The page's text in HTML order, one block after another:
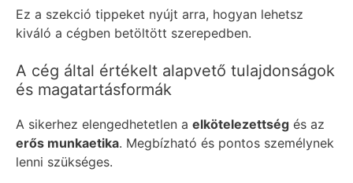
Ez a szekció tippeket nyújt arra, hogyan lehetsz
kiváló a cégben betöltött szerepedben.
A cég által értékelt alapvető tulajdonságok
és magatartásformák
A sikerhez elengedhetetlen a elkötelezettség és az
erős munkaetika. Megbízható és pontos személynek
lenni szükséges.